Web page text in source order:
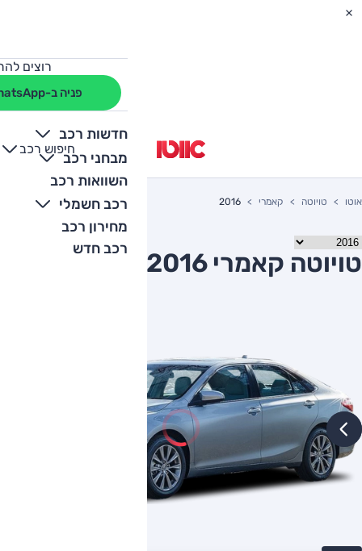
רוצים
פניה ב-WhatsApp
חדשות רכב
מבחני רכב
השוואות רכב
רכב חשמלי
מחירון רכב
רכב חדש
חיפוש רכב
+
-
אוטו טויוטה קאמרי 2016
טויוטה קאמרי 2016 יד שניה